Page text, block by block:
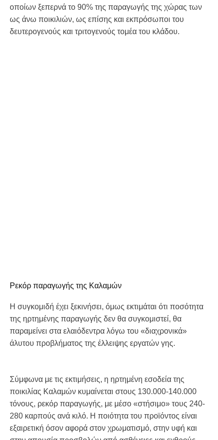
οποίων ξεπερνά το 90% της παραγωγής της χώρας των
ως άνω ποικιλιών, ως επίσης και εκπρόσωποι του
δευτερογενούς και τριτογενούς τομέα του κλάδου.
Ρεκόρ παραγωγής της Καλαμών
Η συγκομιδή έχει ξεκινήσει, όμως εκτιμάται ότι ποσότητα
της ηρτημένης παραγωγής δεν θα συγκομιστεί, θα
παραμείνει στα ελαιόδεντρα λόγω του «διαχρονικά»
άλυτου προβλήματος της έλλειψης εργατών γης.
Σύμφωνα με τις εκτιμήσεις, η ηρτημένη εσοδεία της
ποικιλίας Καλαμών κυμαίνεται στους 130.000-140.000
τόνους, ρεκόρ παραγωγής, με μέσο «στήσιμο» τους 240-
280 καρπούς ανά κιλό. Η ποιότητα του προϊόντος είναι
εξαιρετική όσον αφορά στον χρωματισμό, στην υφή και